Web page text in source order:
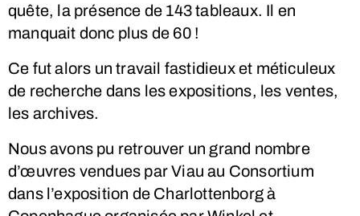
quête, la présence de 143 tableaux. Il en
manquait donc plus de 60 !
Ce fut alors un travail fastidieux et méticuleux
de recherche dans les expositions, les ventes,
les archives.
Nous avons pu retrouver un grand nombre
d’œuvres vendues par Viau au Consortium
dans l’exposition de Charlottenborg à